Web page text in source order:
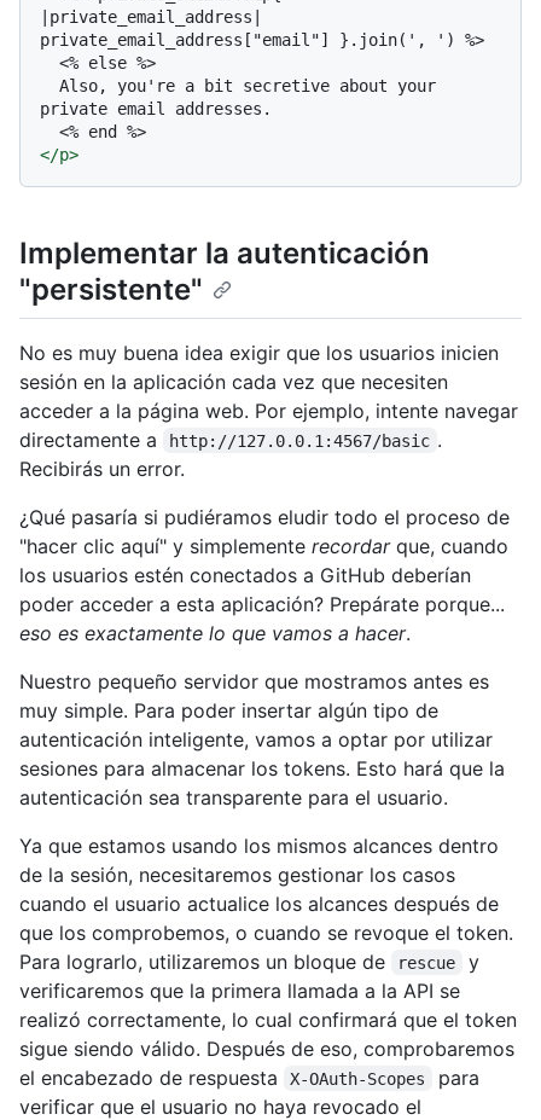
|private_email_address|
private_email_address["email"] }.join(', ') %>
private email addresses.
</p>
Implementar la autenticación
"persistente"
No es muy buena idea exigir que los usuarios inicien
sesión en la aplicación cada vez que necesiten
acceder a la página web. Por ejemplo, intente navegar
directamente a
http://127.0.0.1:4567/basic .
Recibirás un error.
¿Qué pasaría si pudiéramos eludir todo el proceso de
"hacer clic aquí" y simplemente recordarque, cuando
los usuarios estén conectados a GitHub deberían
poder acceder a esta aplicación? Prepárate porque...
eso es exactamente lo que vamos a hacer.
Nuestro pequeño servidor que mostramos antes es
muy simple. Para poder insertar algún tipo de
autenticación inteligente, vamos a optar por utilizar
sesiones para almacenar los tokens. Esto hará que la
autenticación sea transparente para el usuario.
Ya que estamos usando los mismos alcances dentro
de la sesión, necesitaremos gestionar los casos
cuando el usuario actualice los alcances después de
que los comprobemos, o cuando se revoque el token.
Para lograrlo, utilizaremos un bloque de
rescue
y
verificaremos que la primera llamada a la API se
realizó correctamente, lo cual confirmará que el token
sigue siendo válido. Después de eso, comprobaremos
el encabezado de respuesta
X-OAuth-Scopes
para
verificar que el usuario no haya revocado el